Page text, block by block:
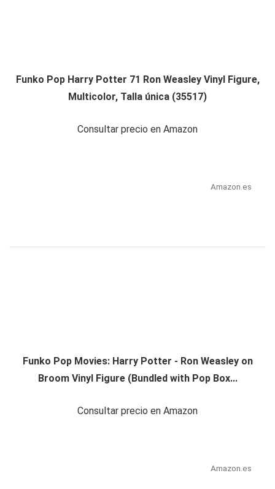
Funko Pop Harry Potter 71 Ron Weasley Vinyl Figure,
Multicolor, Talla única (35517)
Consultar precio en Amazon
Amazon.es
Funko Pop Movies: Harry Potter - Ron Weasley on
Broom Vinyl Figure (Bundled with Pop Box...
Consultar precio en Amazon
Amazon.es